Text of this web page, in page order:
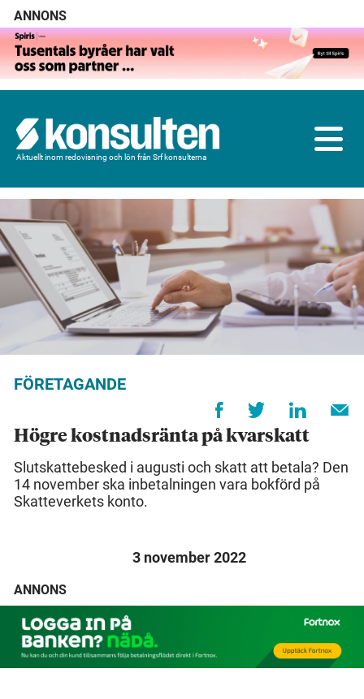
ANNONS
Aktuellt inom redovisning och lön från Srf konsulterna
FÖRETAGANDE
Högre kostnadsränta på kvarskatt
Slutskattebesked i augusti och skatt att betala? Den
14 november ska inbetalningen vara bokförd på
Skatteverkets konto.
3 november 2022
ANNONS